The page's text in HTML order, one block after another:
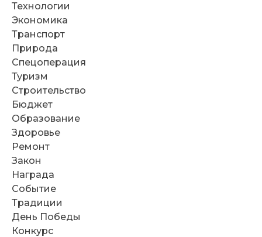
Технологии
Экономика
Транспорт
Природа
Спецоперация
Туризм
Строительство
Бюджет
Образование
Здоровье
Ремонт
Закон
Награда
Событие
Традиции
День Победы
Конкурс